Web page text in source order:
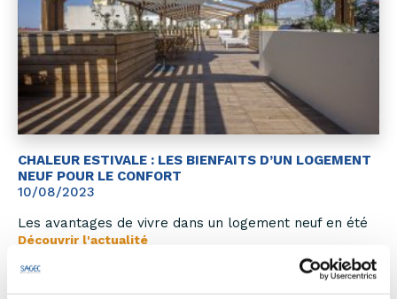
CHALEUR ESTIVALE : LES BIENFAITS D’UN LOGEMENT
NEUF POUR LE CONFORT
10/08/2023
Les avantages de vivre dans un logement neuf en été
Découvrir l'actualité